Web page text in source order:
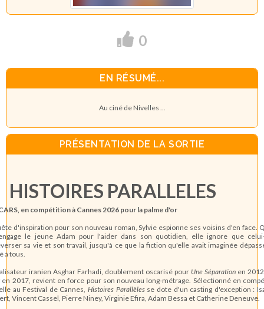
0
EN RÉSUMÉ...
Au ciné de Nivelles ...
PRÉSENTATION DE LA SORTIE
HISTOIRES PARALLELES
en compétition à Cannes 2026 pour la palme d'or
d'inspiration pour son nouveau roman, Sylvie espionne ses voisins d'en face.
le jeune Adam pour l'aider dans son quotidien, elle ignore que
sa vie et son travail, jusqu'à ce que la fiction qu'elle avait imaginée
à tous.
iranien Asghar Farhadi, doublement oscarisé pour Une Séparation en
en 2017, revient en force pour son nouveau long-métrage. Sélectionné en
au Festival de Cannes,Histoires Parallèlesse dote d'un casting d'exception :
Vincent Cassel, Pierre Niney, Virginie Efira, Adam Bessa et Catherine Deneuve.